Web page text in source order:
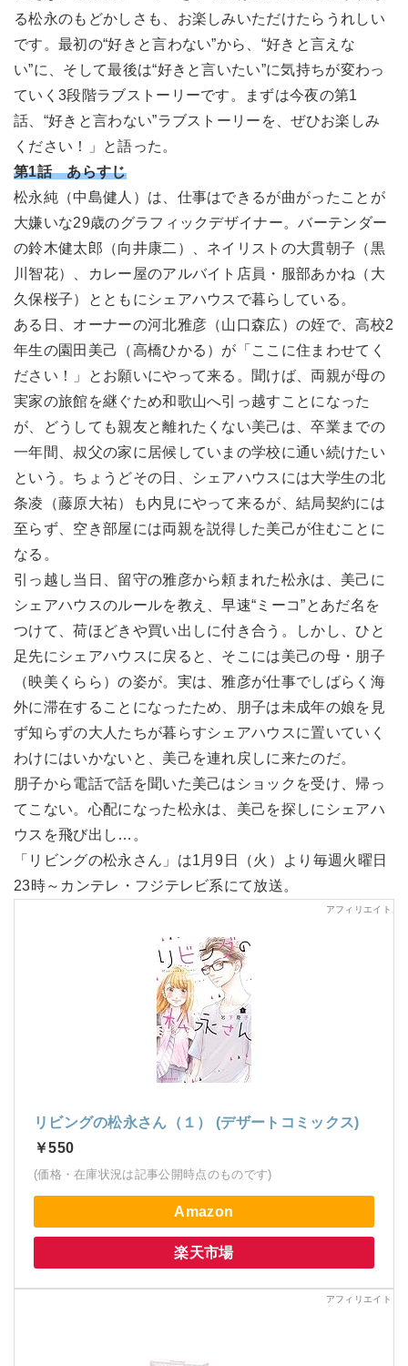
る松永のもどかしさも、お楽しみいただけたらうれしい
です。最初の“好きと言わない”から、“好きと言えな
い”に、そして最後は“好きと言いたい”に気持ちが変わっ
ていく3段階ラブストーリーです。まずは今夜の第1
話、“好きと言わない”ラブストーリーを、ぜひお楽しみ
ください！」と語った。
第1話 あらすじ
松永純（中島健人）は、仕事はできるが曲がったことが
大嫌いな29歳のグラフィックデザイナー。バーテンダー
の鈴木健太郎（向井康二）、ネイリストの大貫朝子（黒
川智花）、カレー屋のアルバイト店員・服部あかね（大
久保桜子）とともにシェアハウスで暮らしている。
ある日、オーナーの河北雅彦（山口森広）の姪で、高校2
年生の園田美己（高橋ひかる）が「ここに住まわせてく
ださい！」とお願いにやって来る。聞けば、両親が母の
実家の旅館を継ぐため和歌山へ引っ越すことになった
が、どうしても親友と離れたくない美己は、卒業までの
一年間、叔父の家に居候していまの学校に通い続けたい
という。ちょうどその日、シェアハウスには大学生の北
条凌（藤原大祐）も内見にやって来るが、結局契約には
至らず、空き部屋には両親を説得した美己が住むことに
なる。
引っ越し当日、留守の雅彦から頼まれた松永は、美己に
シェアハウスのルールを教え、早速“ミーコ”とあだ名を
つけて、荷ほどきや買い出しに付き合う。しかし、ひと
足先にシェアハウスに戻ると、そこには美己の母・朋子
（映美くらら）の姿が。実は、雅彦が仕事でしばらく海
外に滞在することになったため、朋子は未成年の娘を見
ず知らずの大人たちが暮らすシェアハウスに置いていく
わけにはいかないと、美己を連れ戻しに来たのだ。
朋子から電話で話を聞いた美己はショックを受け、帰っ
てこない。心配になった松永は、美己を探しにシェアハ
ウスを飛び出し…。
「リビングの松永さん」は1月9日（火）より毎週火曜日
23時～カンテレ・フジテレビ系にて放送。
リビングの松永さん（１） (デザートコミックス)
￥550
(価格・在庫状況は記事公開時点のものです)
Amazon
楽天市場